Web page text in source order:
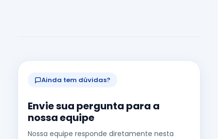
Ainda tem dúvidas?
Envie sua pergunta para a
nossa equipe
Nossa equipe responde diretamente nesta